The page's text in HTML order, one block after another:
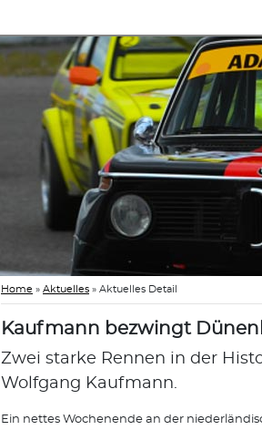
Home » Aktuelles » Aktuelles Detail
Kaufmann bezwingt
Zwei starke Rennen in der
Wolfgang Kaufmann.
Ein nettes Wochenende an der